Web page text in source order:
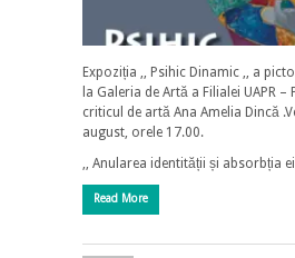
Expoziția ,, Psihic Dinamic ,, a
la Galeria de Artă a Filialei UAPR
criticul de artă Ana Amelia Dincă
august, orele 17.00.
,, Anularea identității și absorbția
Read More